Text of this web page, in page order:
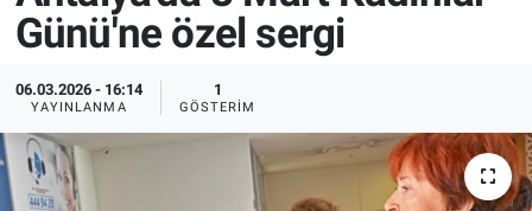
Günü'ne özel sergi
06.03.2026 - 16:14
YAYINLANMA
1
GÖSTERIM
Spor
Magazin
Tüm Haberler
Namaz Vakitleri
Trafik Durumu
Süper Lig Puan Durumu ve Fikstür